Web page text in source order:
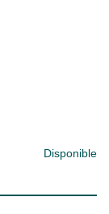
Disponible